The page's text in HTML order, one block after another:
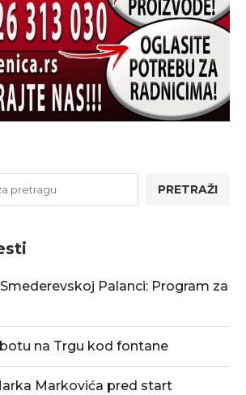
PRETRAŽI
Palanci: Program za
na Trgu kod fontane
Markovića pred start